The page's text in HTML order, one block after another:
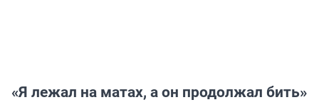
«Я лежал на матах, а он продолжал бить»